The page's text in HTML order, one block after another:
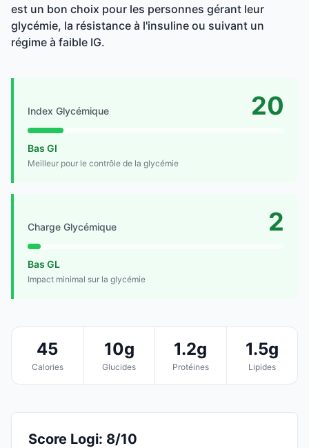
est un bon choix pour les personnes gérant leur
glycémie, la résistance à l'insuline ou suivant un
régime à faible IG.
Index Glycémique 20
Bas GI
Meilleur pour le contrôle de la glycémie
Charge Glycémique 2
Bas GL
Impact minimal sur la glycémie
45
Calories
10g
Glucides
1.2g
Protéines
1.5g
Lipides
Score Logi: 8/10